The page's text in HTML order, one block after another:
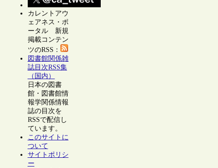
カレントアウ
ェアネス・ポ
ータル 新規
掲載コンテン
ツのRSS：
図書館関係雑
誌目次RSS集
（国内）
日本の図書
館・図書館情
報学関係情報
誌の目次を
RSSで配信し
ています。
このサイトに
ついて
サイトポリシ
ー